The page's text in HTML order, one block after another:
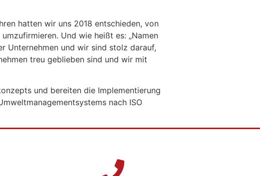
hatten wir uns 2018 entschieden, von
Und wie heißt es: „Namen
Unternehmen und wir sind stolz darauf,
treu geblieben sind und wir mit
und bereiten die Implementierung
nach ISO